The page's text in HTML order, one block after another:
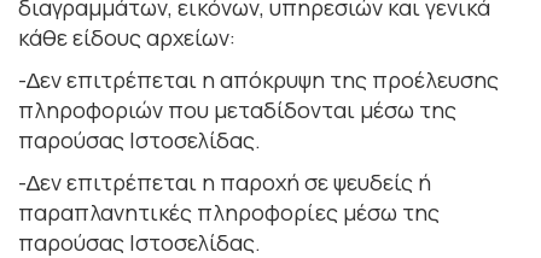
διαγραµµάτων, εικόνων, υπηρεσιών και γενικά
κάθε είδους αρχείων:
-∆εν επιτρέπεται η απόκρυψη της προέλευσης
πληροφοριών που µεταδίδονται µέσω της
παρούσας Ιστοσελίδας.
-∆εν επιτρέπεται η παροχή σε ψευδείς ή
παραπλανητικές πληροφορίες µέσω της
παρούσας Ιστοσελίδας.